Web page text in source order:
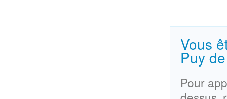
Vous
Puy
Pour